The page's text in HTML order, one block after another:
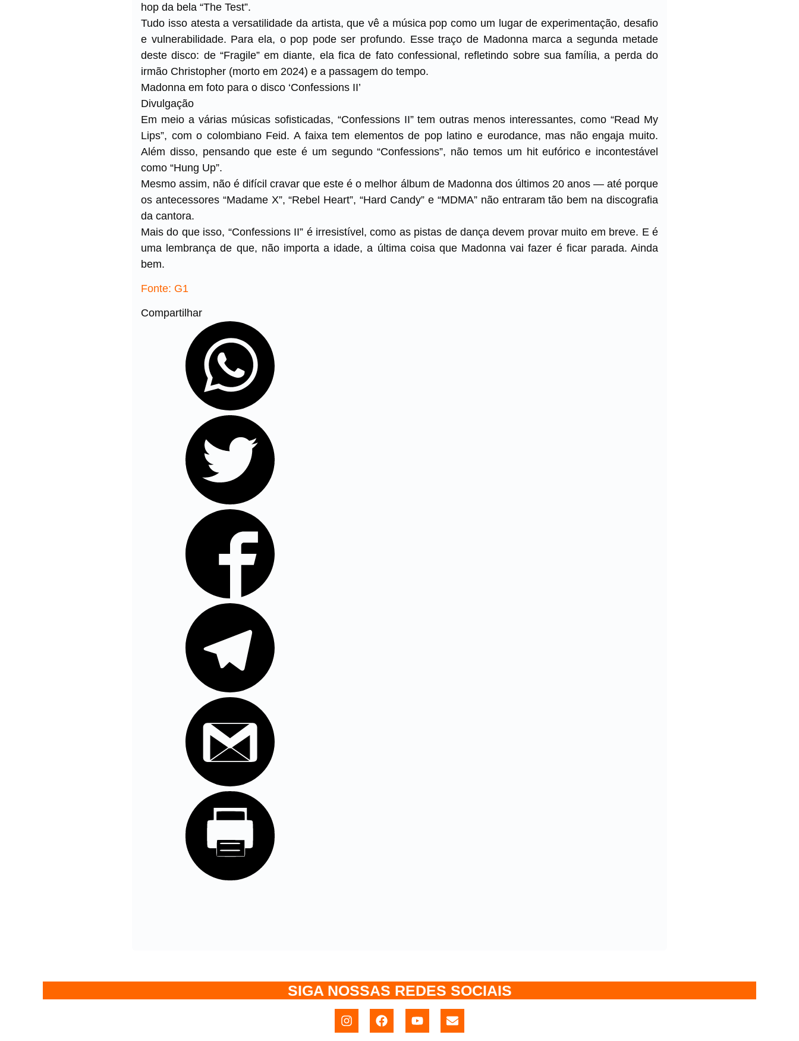
hop da bela “The Test”.
Tudo isso atesta a versatilidade da artista, que vê a música pop como um lugar de experimentação, desafio
e vulnerabilidade. Para ela, o pop pode ser profundo. Esse traço de Madonna marca a segunda metade
deste disco: de “Fragile” em diante, ela fica de fato confessional, refletindo sobre sua família, a perda do
irmão Christopher (morto em 2024) e a passagem do tempo.
Madonna em foto para o disco ‘Confessions II’
Divulgação
Em meio a várias músicas sofisticadas, “Confessions II” tem outras menos interessantes, como “Read My
Lips”, com o colombiano Feid. A faixa tem elementos de pop latino e eurodance, mas não engaja muito.
Além disso, pensando que este é um segundo “Confessions”, não temos um hit eufórico e incontestável
como “Hung Up”.
Mesmo assim, não é difícil cravar que este é o melhor álbum de Madonna dos últimos 20 anos — até porque
os antecessores “Madame X”, “Rebel Heart”, “Hard Candy” e “MDMA” não entraram tão bem na discografia
da cantora.
Mais do que isso, “Confessions II” é irresistível, como as pistas de dança devem provar muito em breve. E é
uma lembrança de que, não importa a idade, a última coisa que Madonna vai fazer é ficar parada. Ainda
bem.
Fonte: G1
Compartilhar
SIGA NOSSAS REDES SOCIAIS